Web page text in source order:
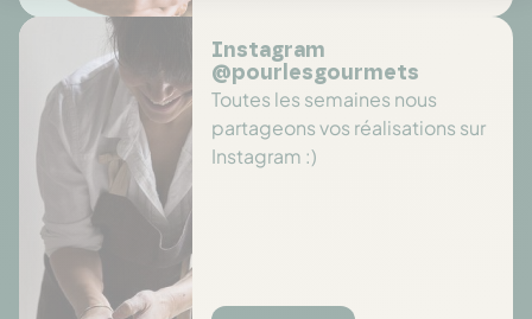
Instagram
@pourlesgourmets
Toutes les semaines nous
partageons vos réalisations sur
Instagram :)